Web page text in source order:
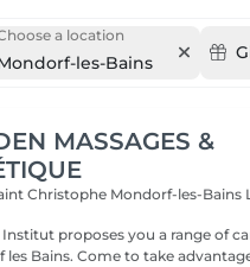
a location
les-Bains
MASSAGES &
Christophe Mondorf-les-Bains
Institut proposes you a range of
advantage of our expertise and